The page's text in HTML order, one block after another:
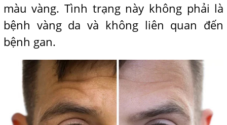
màu vàng. Tình trạng này không phải là
bệnh vàng da và không liên quan đến
bệnh gan.